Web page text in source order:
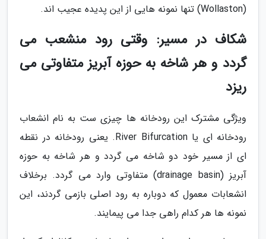
(Wollaston) تنها نمونه هایی از این پدیده عجیب اند.
شکاف در مسیر: وقتی رود منشعب می
گردد و هر شاخه به حوزه آبریز متفاوتی می
ریزد
ویژگی مشترک این رودخانه ها چیزی ست به نام انشعاب
رودخانه ای یا River Bifurcation. یعنی رودخانه در نقطه
ای از مسیر خود دو شاخه می گردد و هر شاخه به حوزه
آبریز (drainage basin) متفاوتی وارد می گردد. برخلاف
انشعابات معمول که دوباره به رود اصلی بازمی گردند، این
نمونه ها هر کدام راهی جدا می پیمایند.